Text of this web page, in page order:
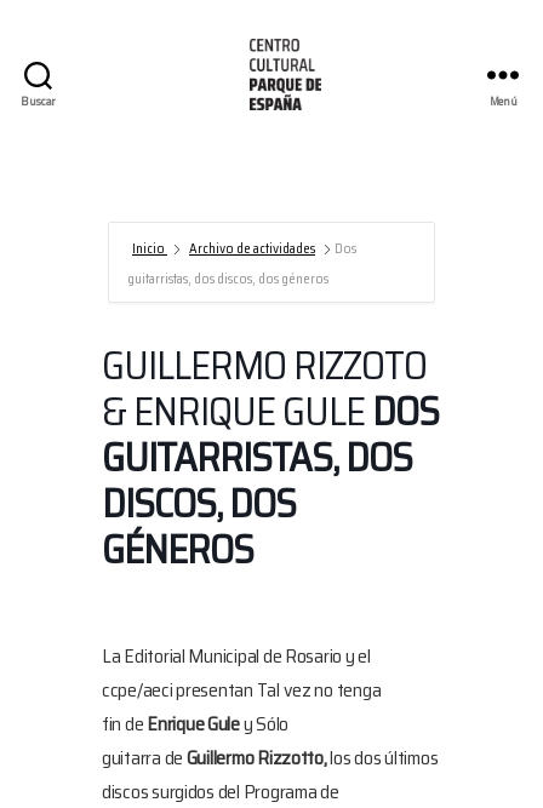
Buscar
España/AECID
Menú
Inicio Archivo de actividades
Dos
guitarristas, dos discos, dos géneros
GUILLERMO RIZZOTO
& ENRIQUE GULEDOS
GUITARRISTAS, DOS
DISCOS, DOS
GÉNEROS
La Editorial Municipal de Rosario y el
ccpe/aeci presentan Tal vez no tenga
fin deEnrique Guley Sólo
guitarra deGuillermo Rizzotto,los dos últimos
discos surgidos del Programa de